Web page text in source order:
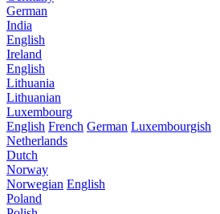
German
India
English
Ireland
English
Lithuania
Lithuanian
Luxembourg
English French German Luxembourgish
Netherlands
Dutch
Norway
Norwegian English
Poland